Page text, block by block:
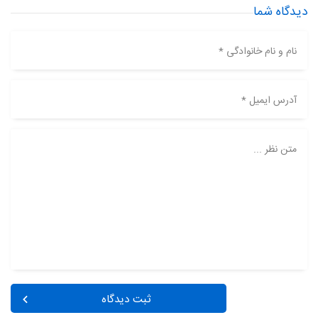
دیدگاه شما
نام و نام خانوادگی *
آدرس ایمیل *
متن نظر ...
ثبت دیدگاه